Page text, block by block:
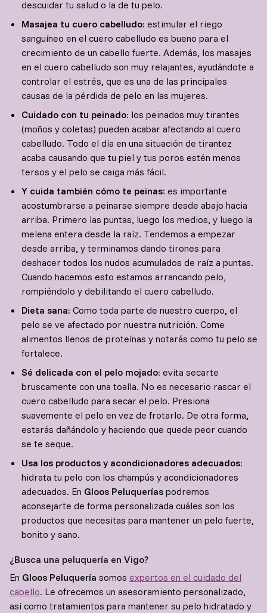
descuidar tu salud o la de tu pelo.
Masajea tu cuero cabelludo: estimular el riego
sanguíneo en el cuero cabelludo es bueno para el
crecimiento de un cabello fuerte. Además, los masajes
en el cuero cabelludo son muy relajantes, ayudándote a
controlar el estrés, que es una de las principales
causas de la pérdida de pelo en las mujeres.
Cuidado con tu peinado: los peinados muy tirantes
(moños y coletas) pueden acabar afectando al cuero
cabelludo. Todo el día en una situación de tirantez
acaba causando que tu piel y tus poros estén menos
tersos y el pelo se caiga más fácil.
Y cuida también cómo te peinas: es importante
acostumbrarse a peinarse siempre desde abajo hacia
arriba. Primero las puntas, luego los medios, y luego la
melena entera desde la raíz. Tendemos a empezar
desde arriba, y terminamos dando tirones para
deshacer todos los nudos acumulados de raíz a puntas.
Cuando hacemos esto estamos arrancando pelo,
rompiéndolo y debilitando el cuero cabelludo.
Dieta sana: Como toda parte de nuestro cuerpo, el
pelo se ve afectado por nuestra nutrición. Come
alimentos llenos de proteínas y notarás como tu pelo se
fortalece.
Sé delicada con el pelo mojado: evita secarte
bruscamente con una toalla. No es necesario rascar el
cuero cabelludo para secar el pelo. Presiona
suavemente el pelo en vez de frotarlo. De otra forma,
estarás dañándolo y haciendo que quede peor cuando
se te seque.
Usa los productos y acondicionadores adecuados:
hidrata tu pelo con los champús y acondicionadores
adecuados. En Gloos Peluquerías podremos
aconsejarte de forma personalizada cuáles son los
productos que necesitas para mantener un pelo fuerte,
bonito y sano.
¿Busca una peluquería en Vigo?
En Gloos Peluquería somos expertos en el cuidado del
cabello. Le ofrecemos un asesoramiento personalizado,
así como tratamientos para mantener su pelo hidratado y